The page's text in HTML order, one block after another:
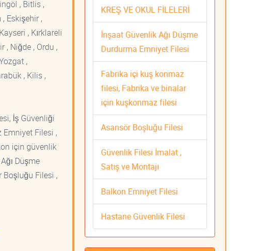
, Bitlis ,
, Eskişehir ,
, Kırklareli
, Niğde , Ordu ,
,
, Kilis ,
İş Güvenliği
Emniyet Filesi ,
için güvenlik
Düşme
Filesi ,
KREŞ VE OKUL FİLELERİ
İnşaat Güvenlik Ağı Düşme
Durdurma Emniyet Filesi
Fabrika içi kuş konmaz
filesi, Fabrika ve binalar
için kuşkonmaz filesi
Asansör Boşluğu Filesi
Güvenlik Filesi İmalat ,
Satış ve Montajı
Balkon Emniyet Filesi
Hastane Güvenlik Filesi